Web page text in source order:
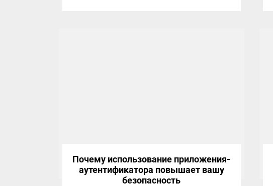
Почему использование приложения-
аутентификатора повышает вашу
безопасность